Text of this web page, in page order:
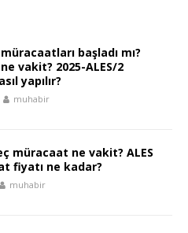
başladı mı?
vakit? 2025-ALES/2
yapılır?
muhabir
müracaat ne vakit? ALES
fiyatı ne kadar?
muhabir